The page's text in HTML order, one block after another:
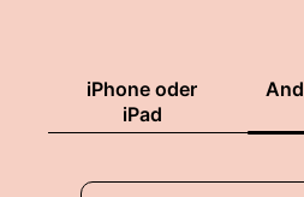
iPhone oder
iPad